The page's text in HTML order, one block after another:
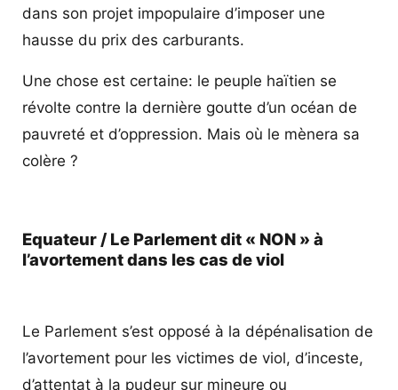
dans son projet impopulaire d’imposer une
hausse du prix des carburants.
Une chose est certaine: le peuple haïtien se
révolte contre la dernière goutte d’un océan de
pauvreté et d’oppression. Mais où le mènera sa
colère ?
Equateur / Le Parlement dit « NON » à
l’avortement dans les cas de viol
Le Parlement s’est opposé à la dépénalisation de
l’avortement pour les victimes de viol, d’inceste,
d’attentat à la pudeur sur mineure ou